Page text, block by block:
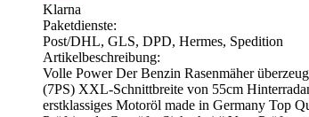
Klarna
Paketdienste:
Post/DHL, GLS, DPD, Hermes, Spedition
Artikelbeschreibung:
Volle Power Der Benzin Rasenmäher
(7PS) XXL-Schnittbreite von 55cm
erstklassiges Motoröl made in Germany Top